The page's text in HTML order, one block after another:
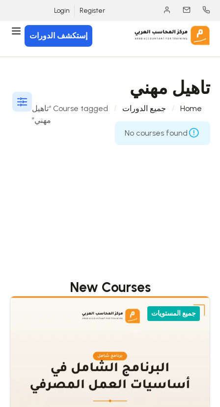
Register
Login
إستكشف الدورات
تاهيل مهني
Home جميع الدورات
Course tagged “تاهيل
مهني”
No courses found
New Courses
جميع المستويات